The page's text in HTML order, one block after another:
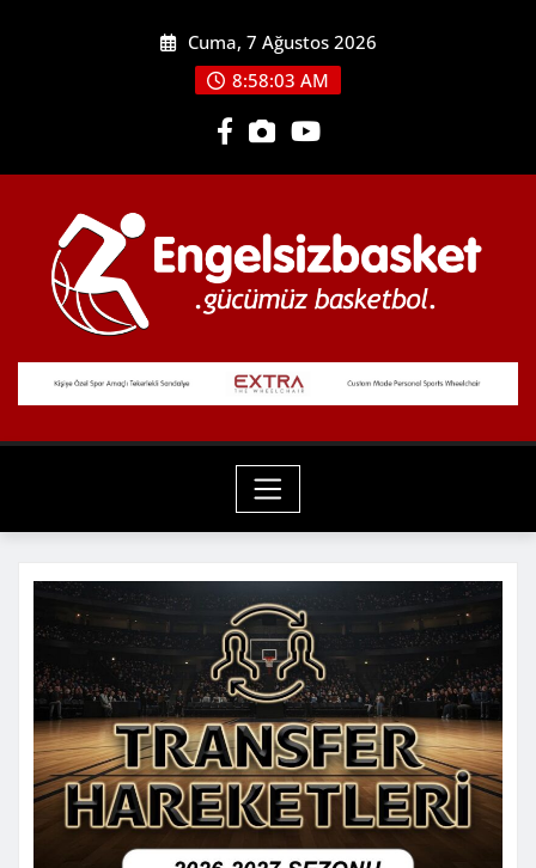
Cuma, 7 Ağustos 2026
8:58:04 AM